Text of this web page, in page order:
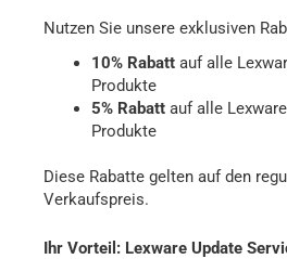
Nutzen Sie unsere exklusiven
10% Rabattauf alle
Produkte
5% Rabattauf alle
Produkte
Diese Rabatte gelten auf den
Verkaufspreis.
Ihr Vorteil: Lexware Update